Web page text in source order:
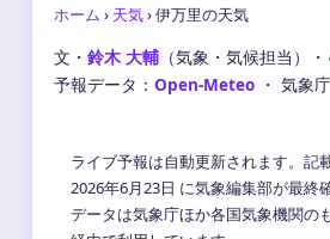
ホーム › 天気›伊万里の天気
文・ 鈴木 大輔 （気象・気候担当） ・
予報データ： Open-Meteo ・ 気象庁
ライブ予報は自動更新されます。記
2026年6月23日 に気象編集部が最終
データは気象庁ほか各国気象機関の